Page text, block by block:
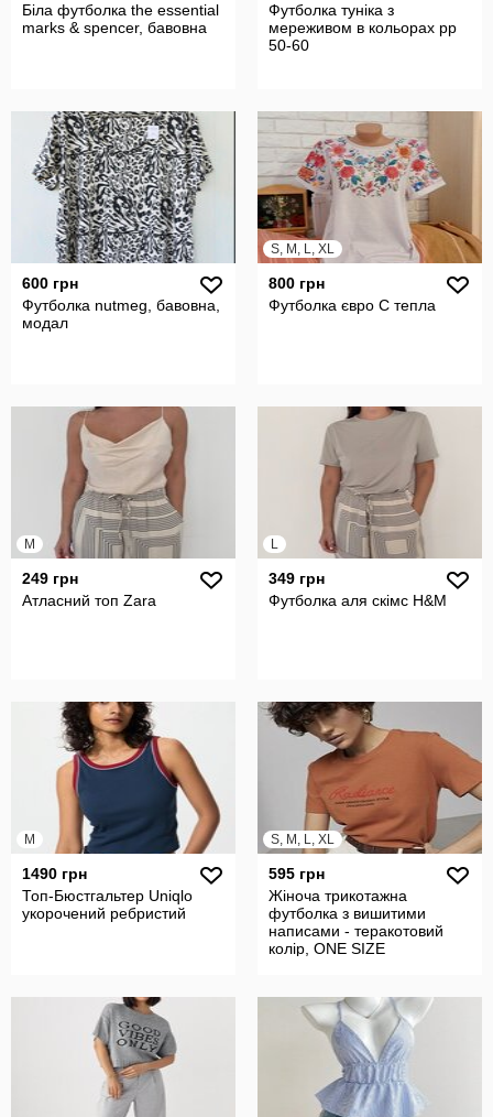
Біла футболка the essential
marks & spencer, бавовна
Футболка туніка з
мереживом в кольорах рр
50-60
600 грн
Футболка nutmeg, бавовна,
модал
S, M, L, XL
800 грн
Футболка євро С тепла
M
249 грн
Атласний топ Zara
L
349 грн
Футболка аля скімс H&M
M
1490 грн
Топ-Бюстгальтер Uniqlo
укорочений ребристий
S, M, L, XL
595 грн
Жіноча трикотажна
футболка з вишитими
написами - теракотовий
колір, ONE SIZE